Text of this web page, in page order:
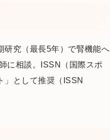
究（最長5年）で腎機能へ
に相談。ISSN（国際スポ
」として推奨（ISSN